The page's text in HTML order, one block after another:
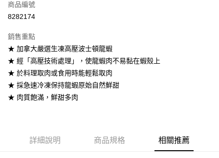
LINE Pay
悠遊付
ATM付款
運送方式
冷凍宅配
商品編號
8282174
銷售重點
★ 加拿大嚴選生凍高壓波士頓龍蝦
★ 經「高壓技術處理」，使龍蝦肉不易黏在蝦殼上
★ 於料理取肉或食用時能輕鬆取肉
★ 採急速冷凍保持龍蝦原始自然鮮甜
★ 肉質飽滿，鮮甜多肉
詳細說明 商品規格 相關推薦